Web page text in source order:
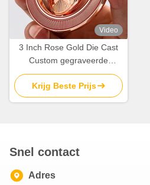
Video
3 Inch Rose Gold Die Cast
Custom gegraveerde
medailles voor sport en
prijzen
Krijg Beste Prijs
Snel contact
Adres